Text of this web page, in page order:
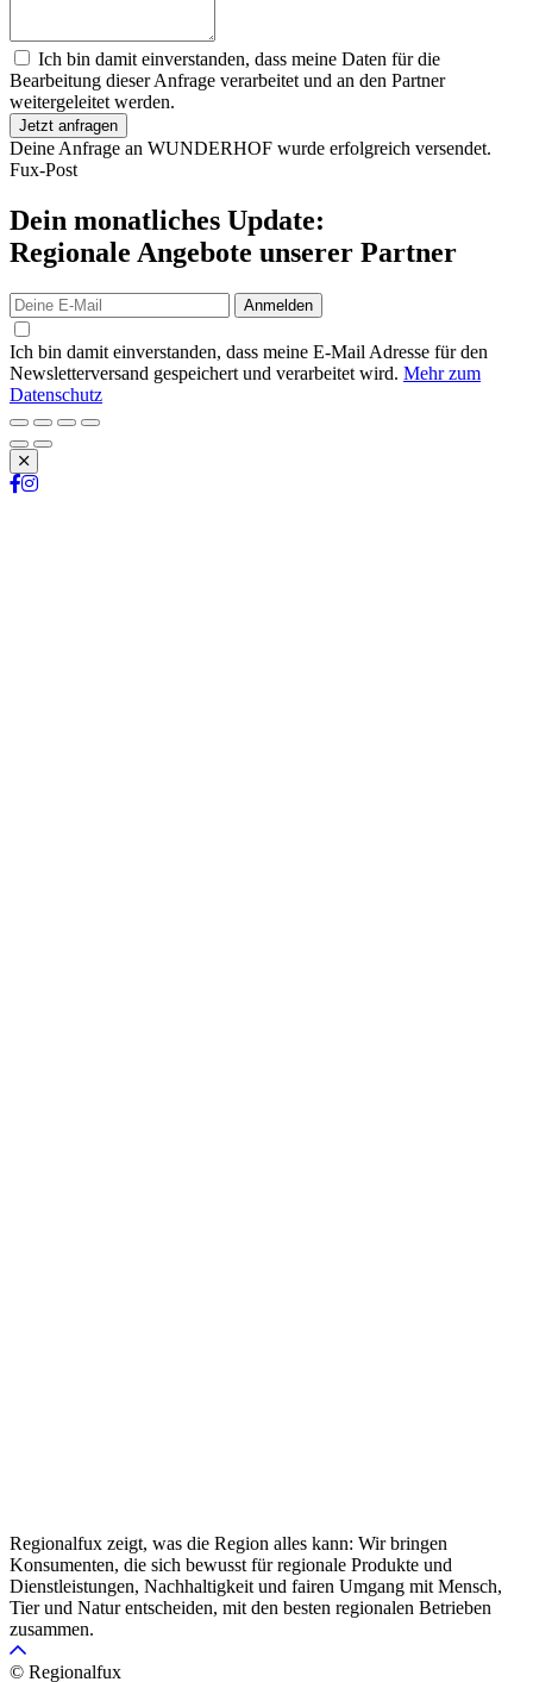
Ich bin damit einverstanden, dass meine Daten für die
Bearbeitung dieser Anfrage verarbeitet und an den Partner
weitergeleitet werden.
Jetzt anfragen
Deine Anfrage an WUNDERHOF wurde erfolgreich versendet.
Fux-Post
Dein monatliches Update:
Regionale Angebote unserer Partner
Anmelden
Ich bin damit einverstanden, dass meine E-Mail Adresse für den
Newsletterversand gespeichert und verarbeitet wird. Mehr zum
Datenschutz
Schließen
Regionalfux zeigt, was die Region alles kann: Wir bringen
Konsumenten, die sich bewusst für regionale Produkte und
Dienstleistungen, Nachhaltigkeit und fairen Umgang mit Mensch,
Tier und Natur entscheiden, mit den besten regionalen Betrieben
zusammen.
© Regionalfux